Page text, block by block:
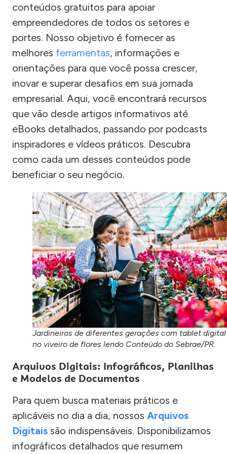
conteúdos gratuitos para apoiar
empreendedores de todos os setores e
portes. Nosso objetivo é fornecer as
melhores ferramentas, informações e
orientações para que você possa crescer,
inovar e superar desafios em sua jornada
empresarial. Aqui, você encontrará recursos
que vão desde artigos informativos até
eBooks detalhados, passando por podcasts
inspiradores e vídeos práticos. Descubra
como cada um desses conteúdos pode
beneficiar o seu negócio.
Jardineiros de diferentes gerações com tablet digital
no viveiro de flores lendo Conteúdo do Sebrae/PR.
Arquivos Digitais: Infográficos, Planilhas
e Modelos de Documentos
Para quem busca materiais práticos e
aplicáveis no dia a dia, nossos Arquivos
Digitais são indispensáveis. Disponibilizamos
infográficos detalhados que resumem